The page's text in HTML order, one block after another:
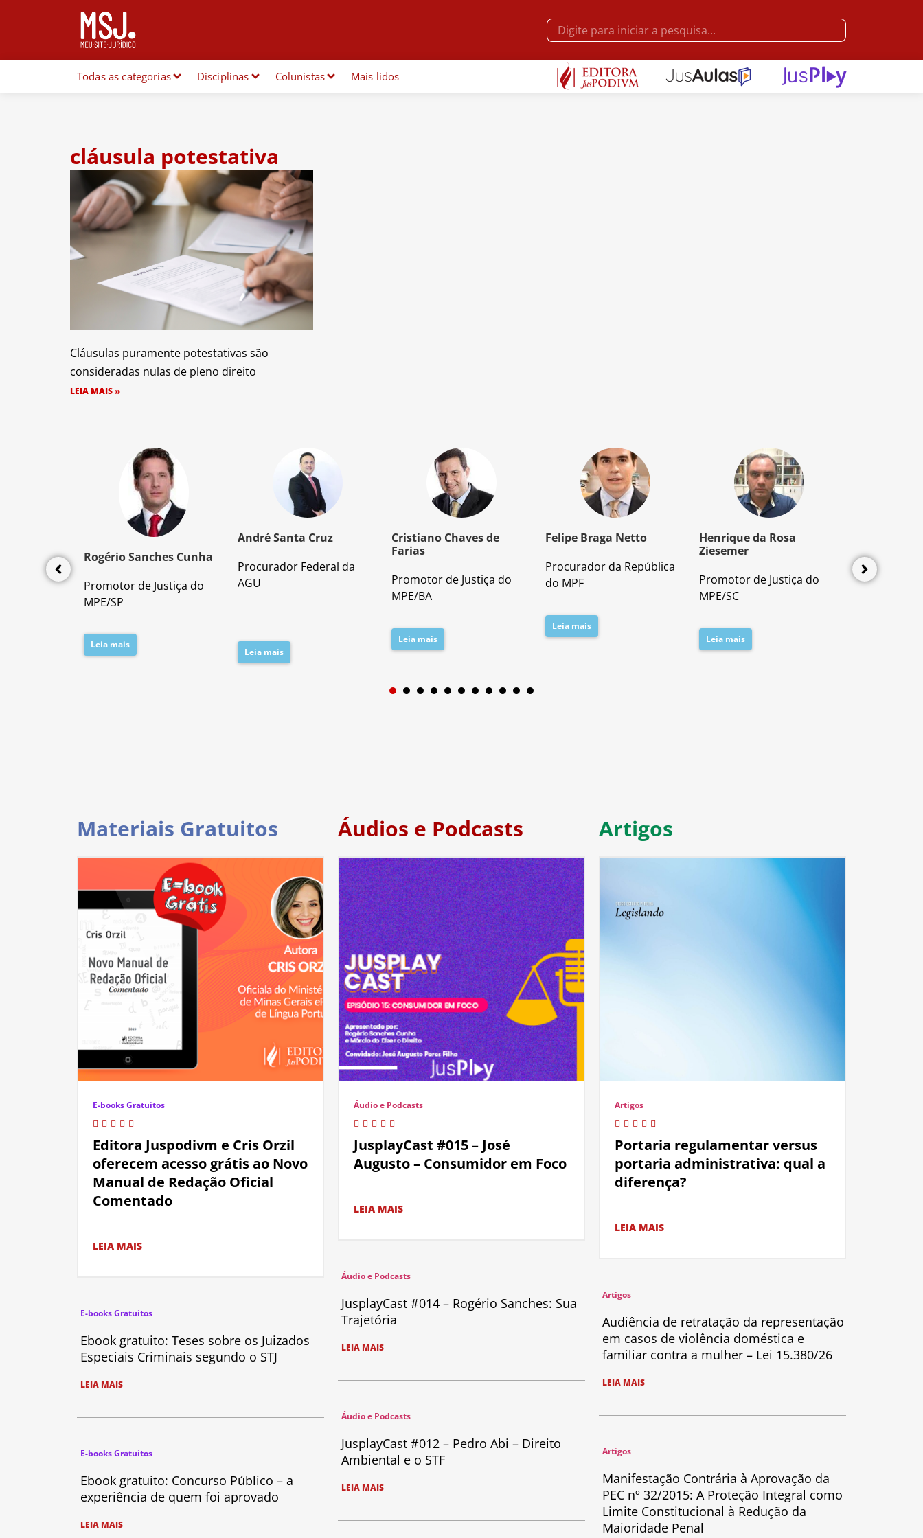
Todas as categorias Disciplinas Colunistas Mais lidos
cláusula potestativa
Cláusulas puramente potestativas são
consideradas nulas de pleno direito
LEIA MAIS »
Civil
Rogério Sanches Cunha
Promotor de Justiça do
MPE/SP
Leia mais
André Santa Cruz
Procurador Federal da
AGU
Leia mais
Cristiano Chaves de
Farias
Promotor de Justiça do
MPE/BA
Leia mais
Felipe Braga Netto
Procurador da República
do MPF
Leia mais
Henrique da Rosa
Ziesemer
Promotor de Justiça do
MPE/SC
Leia mais
Advogado e
Direito
1 2
Materiais Gratuitos
E-books Gratuitos
Editora Juspodivm e Cris Orzil
oferecem acesso grátis ao Novo
Manual de Redação Oficial
Comentado
LEIA MAIS
E-books Gratuitos
Ebook gratuito: Teses sobre os Juizados
Especiais Criminais segundo o STJ
LEIA MAIS
E-books Gratuitos
Ebook gratuito: Concurso Público – a
experiência de quem foi aprovado
LEIA MAIS
Áudios e Podcasts
Áudio e Podcasts
JusplayCast #015 – José
Augusto – Consumidor em Foco
LEIA MAIS
Áudio e Podcasts
JusplayCast #014 – Rogério Sanches: Sua
Trajetória
LEIA MAIS
Áudio e Podcasts
JusplayCast #012 – Pedro Abi – Direito
Ambiental e o STF
LEIA MAIS
Artigos
Artigos
Portaria regulamentar versus
portaria administrativa: qual a
diferença?
LEIA MAIS
Artigos
Audiência de retratação da representação
em casos de violência doméstica e
familiar contra a mulher – Lei 15.380/26
LEIA MAIS
Artigos
Manifestação Contrária à Aprovação da
PEC nº 32/2015: A Proteção Integral como
Limite Constitucional à Redução da
Maioridade Penal